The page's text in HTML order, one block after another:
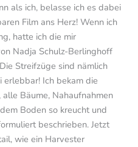
als ich, belasse ich es dabei
Film ans Herz! Wenn ich
hatte ich die mir
Nadja Schulz-Berlinghoff
Streifzüge sind nämlich
Ich bekam die
Bäume, Nahaufnahmen
Boden so kreucht und
beschrieben. Jetzt
wie ein Harvester